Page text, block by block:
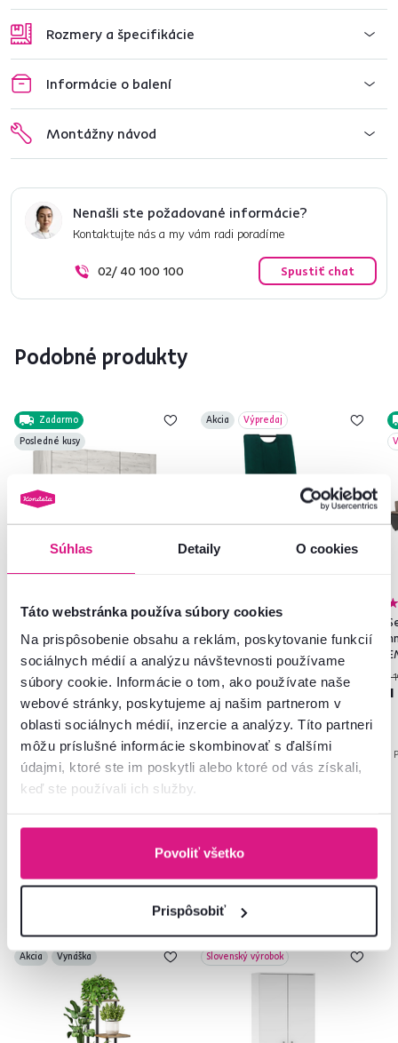
Súhlas Detaily O cookies
Táto webstránka používa súbory cookies
Na prispôsobenie obsahu a reklám, poskytovanie funkcií
sociálnych médií a analýzu návštevnosti používame
súbory cookie. Informácie o tom, ako používate naše
webové stránky, poskytujeme aj našim partnerom v
oblasti sociálnych médií, inzercie a analýzy. Títo partneri
môžu príslušné informácie skombinovať s ďalšími
údajmi, ktoré ste im poskytli alebo ktoré od vás získali,
keď ste používali ich služby.
Povoliť všetko
Prispôsobiť
Rozmery a špecifikácie
Informácie o balení
Montážny návod
Nenašli ste požadované informácie?
Kontaktujte nás a my vám radi poradíme
02/ 40 100 100 Spustiť chat
Podobné produkty
Zadarmo
Posledné kusy
Skriňa Typ 22 3D, biela craft,
ANGEL
659 €
Akcia Výpredaj
Jedálenská stolička,
smaragdová/kov, JONKA
29,90 €
26,90 € -10%
4 Farba - detailná
1
Často kupované spolu
Akcia Vynáška Slovenský výrobok